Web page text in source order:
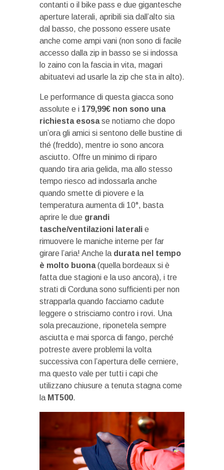
contanti o il bike pass e due gigantesche
aperture laterali, apribili sia dall’alto sia
dal basso, che possono essere usate
anche come ampi vani (non sono di facile
accesso dalla zip in basso se si indossa
lo zaino con la fascia in vita, magari
abituatevi ad usarle la zip che sta in alto).
Le performance di questa giacca sono
assolute e i 179,99€ non sono una
richiesta esosase notiamo che dopo
un’ora gli amici si sentono delle bustine di
thé (freddo), mentre io sono ancora
asciutto. Offre un minimo di riparo
quando tira aria gelida, ma allo stesso
tempo riesco ad indossarla anche
quando smette di piovere e la
temperatura aumenta di 10°, basta
aprire le due grandi
tasche/ventilazioni laterali e
rimuovere le maniche interne per far
girare l’aria! Anche la durata nel tempo
è molto buona(quella bordeaux si è
fatta due stagioni e la uso ancora), i tre
strati di Corduna sono sufficienti per non
strapparla quando facciamo cadute
leggere o strisciamo contro i rovi. Una
sola precauzione, riponetela sempre
asciutta e mai sporca di fango, perché
potreste avere problemi la volta
successiva con l’apertura delle cerniere,
ma questo vale per tutti i capi che
utilizzano chiusure a tenuta stagna come
la MT500.